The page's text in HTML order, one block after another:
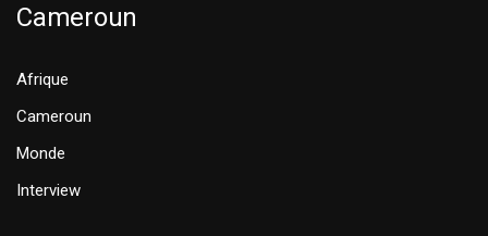
Cameroun
Afrique
Cameroun
Monde
Interview